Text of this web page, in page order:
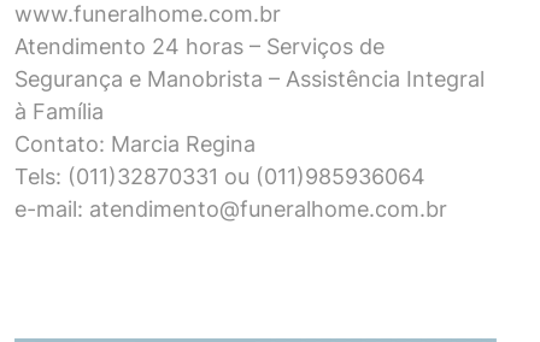
www.funeralhome.com.br
Atendimento 24 horas – Serviços de
Segurança e Manobrista – Assistência Integral
à Família
Contato: Marcia Regina
Tels: (011)32870331 ou (011)985936064
e-mail: atendimento@funeralhome.com.br